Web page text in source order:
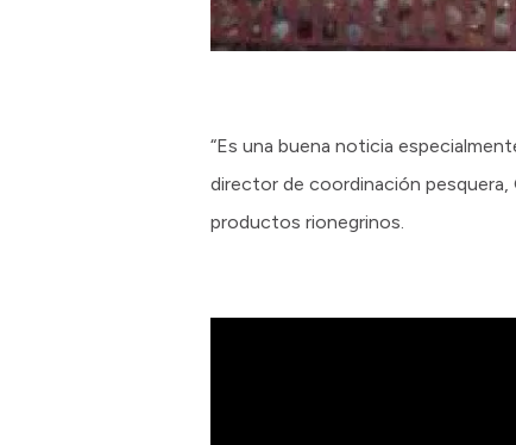
“Es una buena noticia
director de coordinación
productos rionegrinos.